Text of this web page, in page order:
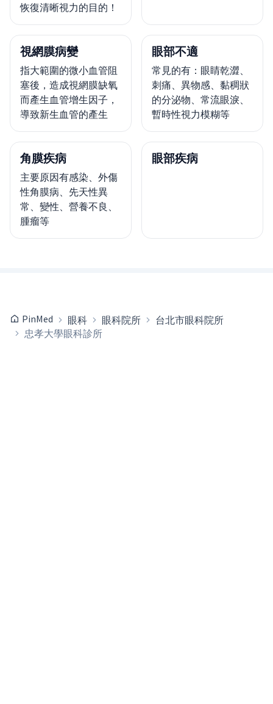
恢復清晰視力的目的！
視網膜病變
指大範圍的微小血管阻
塞後，造成視網膜缺氧
而產生血管增生因子，
導致新生血管的產生
眼部不適
常見的有：眼睛乾澀、
刺痛、異物感、黏稠狀
的分泌物、常流眼淚、
暫時性視力模糊等
角膜疾病
主要原因有感染、外傷
性角膜病、先天性異
常、變性、營養不良、
腫瘤等
眼部疾病
PinMed 眼科 眼科院所
台北市眼科院所
忠孝大學眼科診所